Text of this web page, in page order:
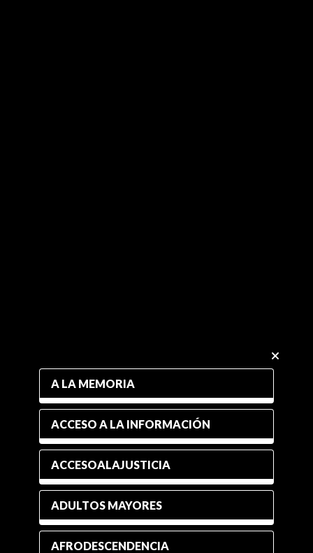
A LA MEMORIA
ACCESO A LA INFORMACIÓN
ACCESOALAJUSTICIA
ADULTOS MAYORES
AFRODESCENDENCIA